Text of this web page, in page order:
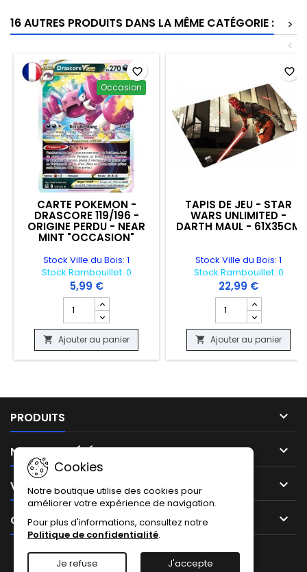
16 AUTRES PRODUITS DANS LA MÊME CATÉGORIE :
>
<
Occasion
CARTE POKEMON -
DRASCORE 119/196 -
ORIGINE PERDU - NEAR
MINT "OCCASION"
Stock Ville du Bois: 1
Stock Rambouillet: 0
5,99 €
Champ quantité du produit CARTE POKEMON -
 Ajouter au panier
favorite_border
TAPIS DE JEU - STAR
WARS UNLIMITED -
DARTH MAUL - 61X35CM
Stock Ville du Bois: 1
Stock Rambouillet: 0
22,99 €
Champ quantité du
 Ajouter au panier
favorite_border
PRODUITS 
NOTRE SOCIÉTÉ 
VOTRE COMPTE 
CONTACT 
Cookies
Notre boutique utilise des cookies pour
améliorer votre expérience de navigation.
Pour plus d'informations, consultez notre
Politique de confidentialité.
Je refuse J'accepte
FacebookInstagram
TikTok